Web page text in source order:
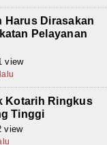
Harus Dirasakan
Pelayanan
view
Kotarih Ringkus
Tinggi
view